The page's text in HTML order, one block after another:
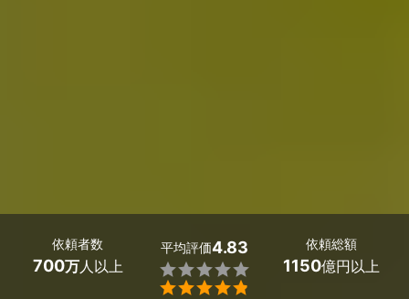
依頼者数
700万人以上
平均評価4.83


依頼総額
1150億円以上